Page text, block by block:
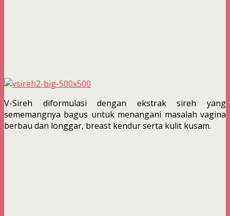
V-Sireh diformulasi dengan ekstrak sireh yang
sememangnya bagus untuk menangani masalah vagina
berbau dan longgar, breast kendur serta kulit kusam.